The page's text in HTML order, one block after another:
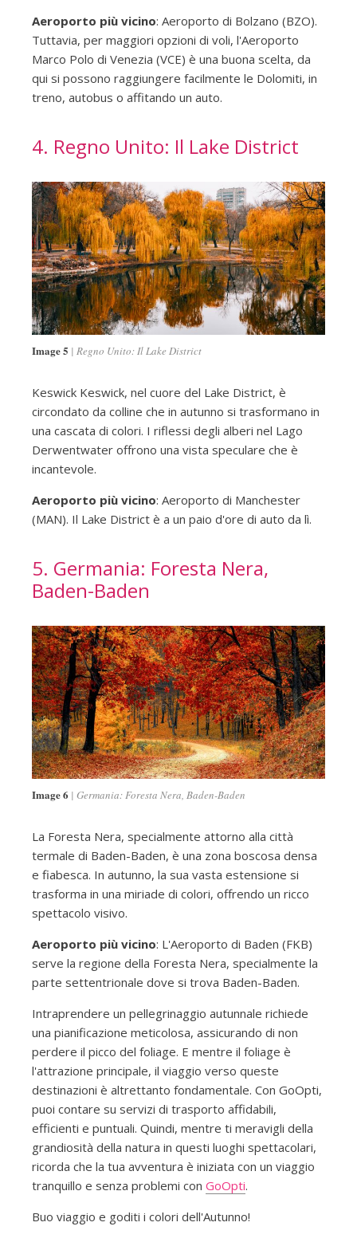
Aeroporto più vicino: Aeroporto di Bolzano (BZO).
Tuttavia, per maggiori opzioni di voli, l'Aeroporto
Marco Polo di Venezia (VCE) è una buona scelta, da
qui si possono raggiungere facilmente le Dolomiti, in
treno, autobus o affitando un auto.
4. Regno Unito: Il Lake District
Image 5 Regno Unito: Il Lake District
Keswick Keswick, nel cuore del Lake District, è
circondato da colline che in autunno si trasformano in
una cascata di colori. I riflessi degli alberi nel Lago
Derwentwater offrono una vista speculare che è
incantevole.
Aeroporto più vicino: Aeroporto di Manchester
(MAN). Il Lake District è a un paio d'ore di auto da lì.
5. Germania: Foresta Nera,
Baden-Baden
Image 6 Germania: Foresta Nera, Baden-Baden
La Foresta Nera, specialmente attorno alla città
termale di Baden-Baden, è una zona boscosa densa
e fiabesca. In autunno, la sua vasta estensione si
trasforma in una miriade di colori, offrendo un ricco
spettacolo visivo.
Aeroporto più vicino: L'Aeroporto di Baden (FKB)
serve la regione della Foresta Nera, specialmente la
parte settentrionale dove si trova Baden-Baden.
Intraprendere un pellegrinaggio autunnale richiede
una pianificazione meticolosa, assicurando di non
perdere il picco del foliage. E mentre il foliage è
l'attrazione principale, il viaggio verso queste
destinazioni è altrettanto fondamentale. Con GoOpti,
puoi contare su servizi di trasporto affidabili,
efficienti e puntuali. Quindi, mentre ti meravigli della
grandiosità della natura in questi luoghi spettacolari,
ricorda che la tua avventura è iniziata con un viaggio
tranquillo e senza problemi con GoOpti.
Buo viaggio e goditi i colori dell'Autunno!